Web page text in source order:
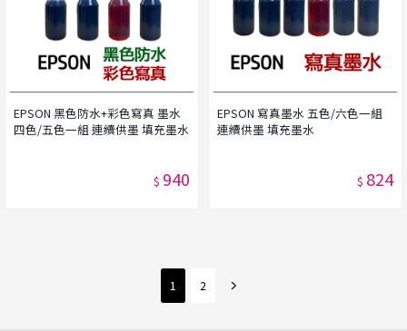
EPSON 黑色防水+彩色寫真 墨水
四色/五色一組 連續供墨 填充墨水
$ 940
EPSON 寫真墨水 五色/六色一組
連續供墨 填充墨水
$ 824
1 2